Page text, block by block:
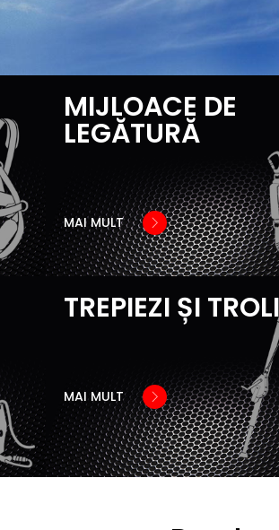
MIJLOACE DE
LEGĂTURĂ
MAI MULT
TREPIEZI ȘI
MAI MULT